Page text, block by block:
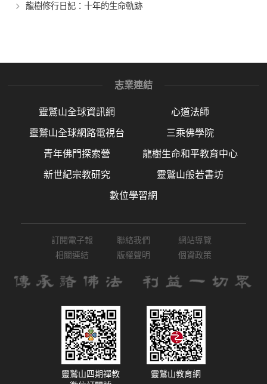
龍樹修行日記：十年的生命軌跡
志業連結
靈鷲山全球資訊網 心道法師
靈鷲山全球網路電視台 三乘佛學院
青年佛門探索營 龍樹生命和平教育中心
新世紀宗教研究 靈鷲山般若書坊
數位學習網
訂閱電子報 聯絡我們
網站導覽
相關連結
版權聲明 個資政策
靈鷲山四期禪教
靈鷲山教育網